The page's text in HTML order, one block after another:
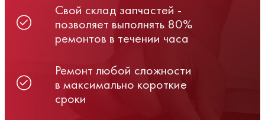
Свой склад запчастей -
позволяет выполнять 80%
ремонтов в течении часа
Ремонт любой сложности
в максимально короткие
сроки